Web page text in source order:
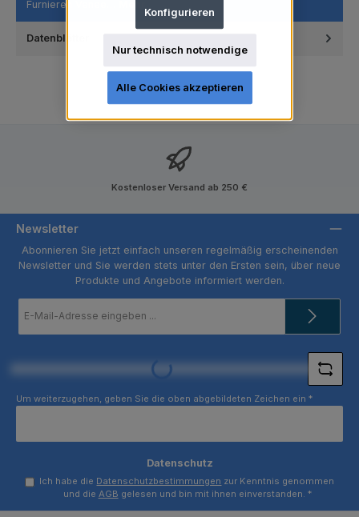
Furnieren Venee…
Datenblätter
Kostenloser Versand ab 250 €
Newsletter
Abonnieren Sie jetzt einfach unseren regelmäßig erscheinenden
Newsletter und Sie werden stets unter den Ersten sein, über neue
Produkte und Angebote informiert werden.
Mail-
Loading...
Um weiterzugehen, geben Sie die oben abgebildeten Zeichen ein *
Datenschutz
Ich habe die Datenschutzbestimmungen zur Kenntnis genommen
und die AGB gelesen und bin mit ihnen einverstanden. *
Nur technisch notwendige
Konfigurieren
Alle Cookies akzeptieren